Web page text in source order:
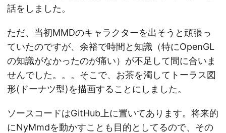
話をしました。
ただ、当初MMDのキャラクターを出そうと頑張っ
ていたのですが、余裕で時間と知識（特にOpenGL
の知識がなかったのが痛い）が不足して間に合いま
せんでした。。。そこで、お茶を濁してトーラス図
形(ドーナツ型)を描画することにしました。
ソースコードはGitHub上に置いてあります。将来的
にNyMmdを動かすことも目的としてるので、その